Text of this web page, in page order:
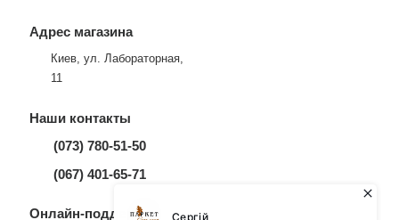
Адрес магазина
Киев, ул. Лабораторная,
11
Наши контакты
(073) 780-51-50
(067) 401-65-71
Онлайн-поддержка